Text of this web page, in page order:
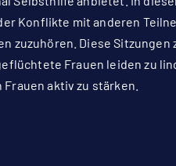
Konflikte mit anderen
zuzuhören. Diese Sitzungen
Frauen leiden zu
aktiv zu stärken.